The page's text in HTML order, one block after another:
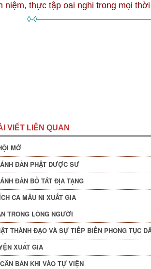
niệm, thực tập oai nghi trong mọi
◊-
VIẾT LIÊN QUAN
MỞ
ĐẢN PHẬT DƯỢC SƯ
ĐẢN BỒ TÁT ĐỊA TẠNG
CA MÂU NI XUẤT GIA
TRONG LÒNG NGƯỜI
THÀNH ĐẠO VÀ SỰ TIẾP BIẾN PHONG TỤC
XUẤT GIA
BẢN KHI VÀO TỰ VIỆN